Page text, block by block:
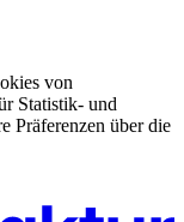
von
Statistik- und
Präferenzen über die